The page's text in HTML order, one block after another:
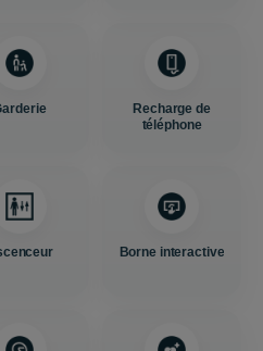
Recharge de
téléphone
Borne interactive